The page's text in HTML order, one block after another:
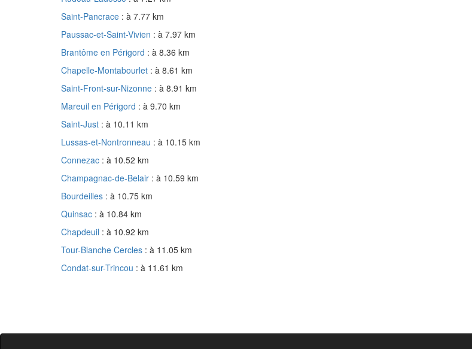
Saint-Pancrace : à 7.77 km
Paussac-et-Saint-Vivien : à 7.97 km
Brantôme en Périgord : à 8.36 km
Chapelle-Montabourlet : à 8.61 km
Saint-Front-sur-Nizonne : à 8.91 km
Mareuil en Périgord : à 9.70 km
Saint-Just : à 10.11 km
Lussas-et-Nontronneau : à 10.15 km
Connezac : à 10.52 km
Champagnac-de-Belair : à 10.59 km
Bourdeilles : à 10.75 km
Quinsac : à 10.84 km
Chapdeuil : à 10.92 km
Tour-Blanche Cercles : à 11.05 km
Condat-sur-Trincou : à 11.61 km